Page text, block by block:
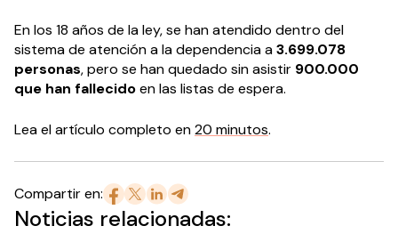
En los 18 años de la ley, se han atendido dentro del
sistema de atención a la dependencia a3.699.078
personas, pero se han quedado sin asistir 900.000
que han fallecidoen las listas de espera.
Lea el artículo completo en20 minutos.
Compartir en:
Noticias relacionadas: